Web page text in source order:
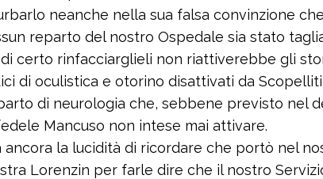
neanche nella sua falsa convinzione
reparto del nostro Ospedale sia stato
di certo rinfacciarglieli non riattiverebbe gli
di oculistica e otorino disattivati da
di neurologia che, sebbene previsto nel
Mancuso non intese mai attivare.
ancora la lucidità di ricordare che portò nel
Lorenzin per farle dire che il nostro